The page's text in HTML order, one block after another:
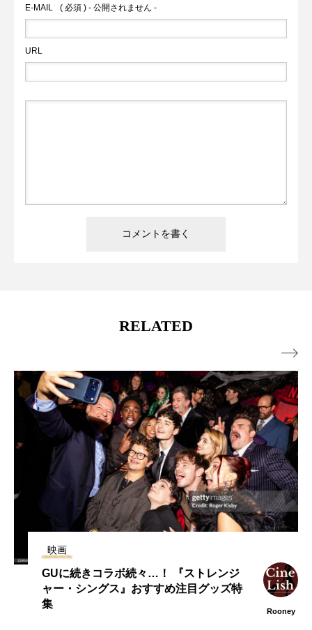
E-MAIL ( 必須 ) - 公開されません -
URL
RELATED
映画
まさか発言でファンも落胆…？ アンドリ
ュー・ガーフィールドが『アベンジャー
ズ：ドゥームズデイ』出演を完全否定
Rooney
